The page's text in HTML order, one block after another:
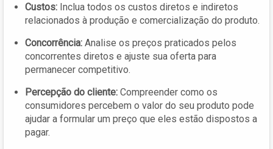
Custos: Inclua todos os custos diretos e indiretos
relacionados à produção e comercialização do produto.
Concorrência: Analise os preços praticados pelos
concorrentes diretos e ajuste sua oferta para
permanecer competitivo.
Percepção do cliente: Compreender como os
consumidores percebem o valor do seu produto pode
ajudar a formular um preço que eles estão dispostos a
pagar.